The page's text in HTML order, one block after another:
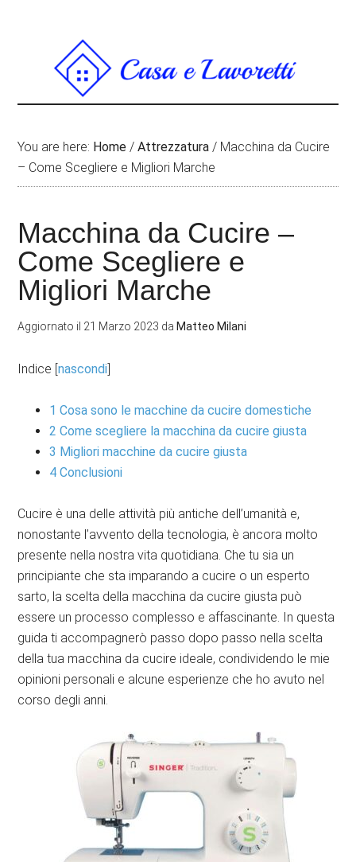
You are here: Home / Attrezzatura / Macchina da Cucire
– Come Scegliere e Migliori Marche
Macchina da Cucire –
Come Scegliere e
Migliori Marche
Aggiornato il 21 Marzo 2023 da Matteo Milani
Indice [nascondi]
1 Cosa sono le macchine da cucire domestiche
2 Come scegliere la macchina da cucire giusta
3 Migliori macchine da cucire giusta
4 Conclusioni
Cucire è una delle attività più antiche dell’umanità e,
nonostante l’avvento della tecnologia, è ancora molto
presente nella nostra vita quotidiana. Che tu sia un
principiante che sta imparando a cucire o un esperto
sarto, la scelta della macchina da cucire giusta può
essere un processo complesso e affascinante. In questa
guida ti accompagnerò passo dopo passo nella scelta
della tua macchina da cucire ideale, condividendo le mie
opinioni personali e alcune esperienze che ho avuto nel
corso degli anni.